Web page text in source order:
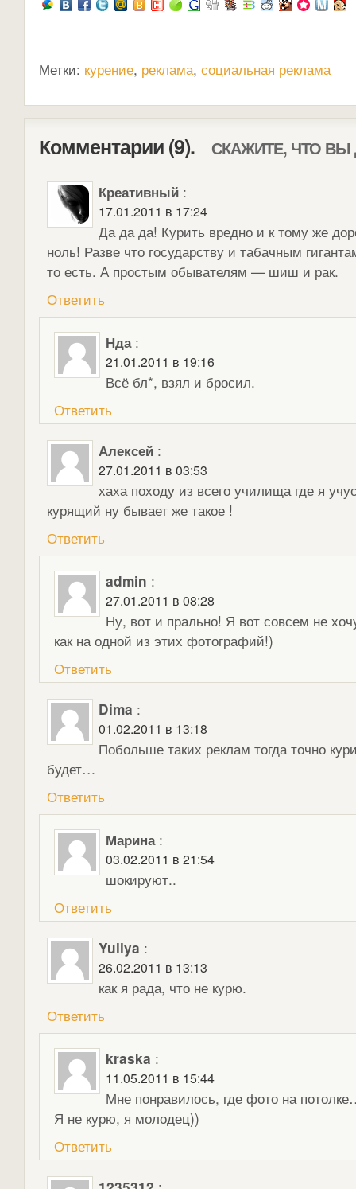
Метки: курение, реклама, социальная реклама
Комментарии (9). СКАЖИТЕ, ЧТО ВЫ
Креативный :
17.01.2011 в 17:24
Да да да! Курить вредно и к тому же
ноль! Разве что государству и табачным
то есть. А простым обывателям — шиш и рак.
Ответить
Нда :
21.01.2011 в 19:16
Всё бл*, взял и бросил.
Ответить
Алексей :
27.01.2011 в 03:53
хаха походу из всего училища где я
курящий ну бывает же такое !
Ответить
admin :
27.01.2011 в 08:28
Ну, вот и прально! Я вот совсем не
как на одной из этих фотографий!)
Ответить
Dima :
01.02.2011 в 13:18
Побольше таких реклам тогда точно
будет…
Ответить
Марина :
03.02.2011 в 21:54
шокируют..
Ответить
Yuliya :
26.02.2011 в 13:13
как я рада, что не курю.
Ответить
kraska :
11.05.2011 в 15:44
Мне понравилось, где фото на
Я не курю, я молодец))
Ответить